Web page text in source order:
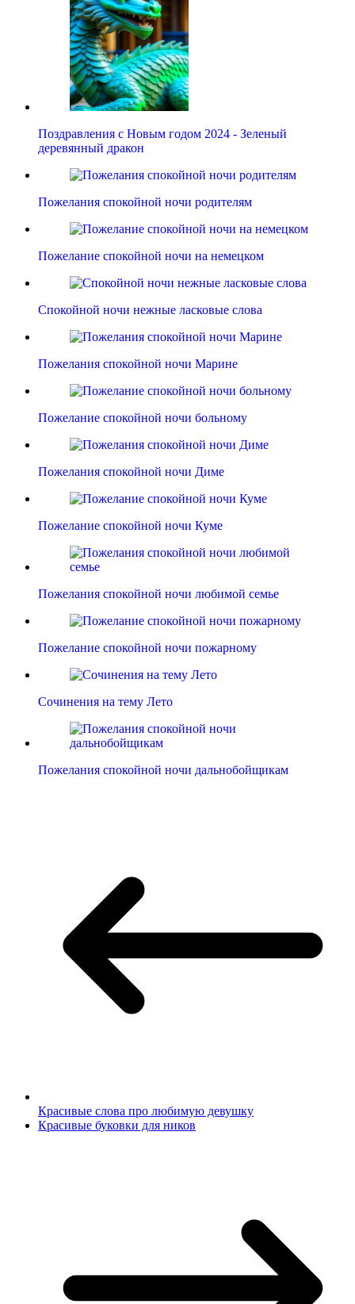
Поздравления с Новым годом 2024 - Зеленый
деревянный дракон
Пожелания спокойной ночи родителям
Пожелание спокойной ночи на немецком
Спокойной ночи нежные ласковые слова
Пожелания спокойной ночи Марине
Пожелание спокойной ночи больному
Пожелания спокойной ночи Диме
Пожелание спокойной ночи Куме
Пожелания спокойной ночи любимой семье
Пожелание спокойной ночи пожарному
Сочинения на тему Лето
Пожелания спокойной ночи дальнобойщикам
Красивые слова про любимую девушку
Красивые буковки для ников